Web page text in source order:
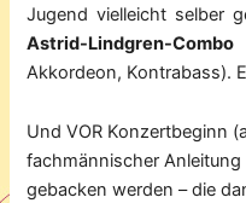
Jugend vielleicht selber
Astrid-Lindgren-Combo
Akkordeon, Kontrabass).
Und VOR Konzertbeginn
fachmännischer
gebacken werden – die